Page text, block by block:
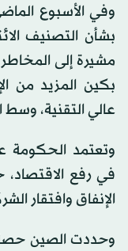
وفي الأسبوع
بشأن التصنيف
مشيرة إلى
بكين المزيد من
عالي التقنية،
وتعتمد الحكومة
في رفع
الإنفاق وافتقار